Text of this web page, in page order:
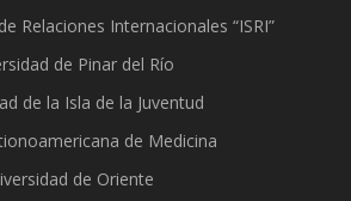
Relaciones Internacionales “ISRI”
de Pinar del Río
de la Isla de la Juventud
de Medicina
de Oriente